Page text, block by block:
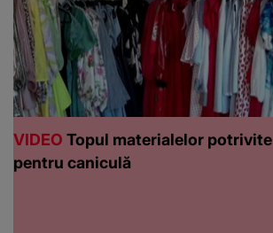
VIDEO Topul materialelor potrivite
pentru caniculă